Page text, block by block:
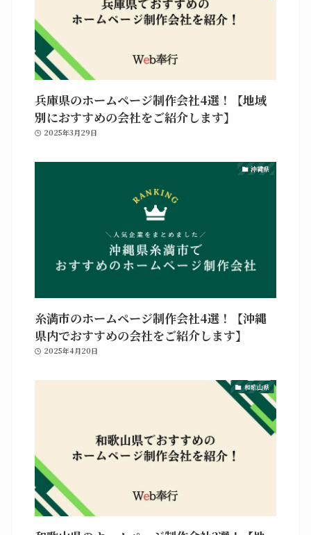
兵庫県のホームページ制作会社4選！【地域
別におすすめの会社をご紹介します】
2025年3月29日
沖縄県
糸満市のホームページ制作会社4選！【沖縄
県内でおすすめの会社をご紹介します】
2025年4月20日
和歌山県